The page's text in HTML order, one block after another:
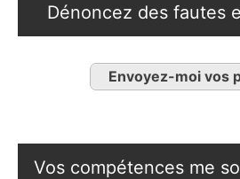
Dénoncez des fautes
Envoyez-moi vos
Vos compétences me